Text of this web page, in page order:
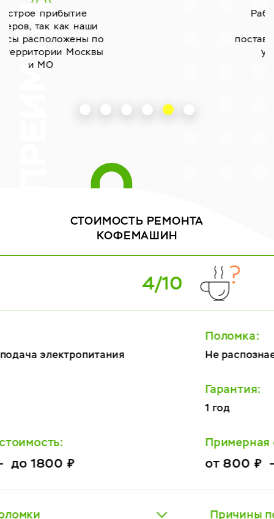
поставщиками запчастей
СТОИМОСТЬ РЕМОНТА
КОФЕМАШИН
5/10
Не распознает кофе
Примерная стоимость:
от 800 ₽ — до 2800 ₽
Причины поломки